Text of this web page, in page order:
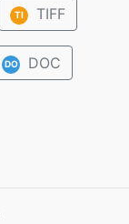
TI TIFF
DO DOC